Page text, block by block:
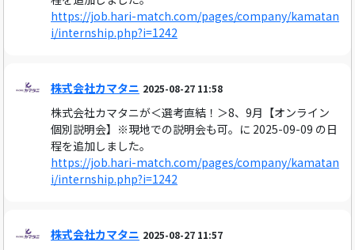
https://job.hari-match.com/pages/company/kamatan
i/internship.php?i=1242
株式会社カマタニ 2025-08-27 11:58
株式会社カマタニが＜選考直結！＞8、9月【オンライン
個別説明会】※現地での説明会も可。に 2025-09-09 の日
程を追加しました。
https://job.hari-match.com/pages/company/kamatan
i/internship.php?i=1242
株式会社カマタニ 2025-08-27 11:57